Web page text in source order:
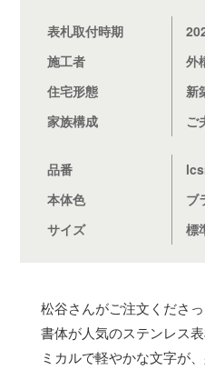
表札取付時期
施工者
外
住宅形態
新
家族構成
ご
品番
本体色
ブ
サイズ
標
松谷さんがご注文くださ
書体が人気のステンレス
ミカルで軽やかな文字が